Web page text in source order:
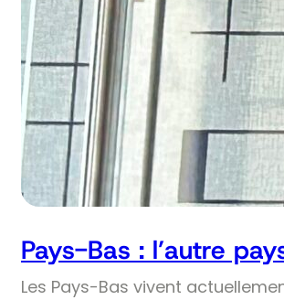
Pays-Bas : l’autre
Les Pays-Bas vivent